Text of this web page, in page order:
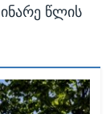
წლის